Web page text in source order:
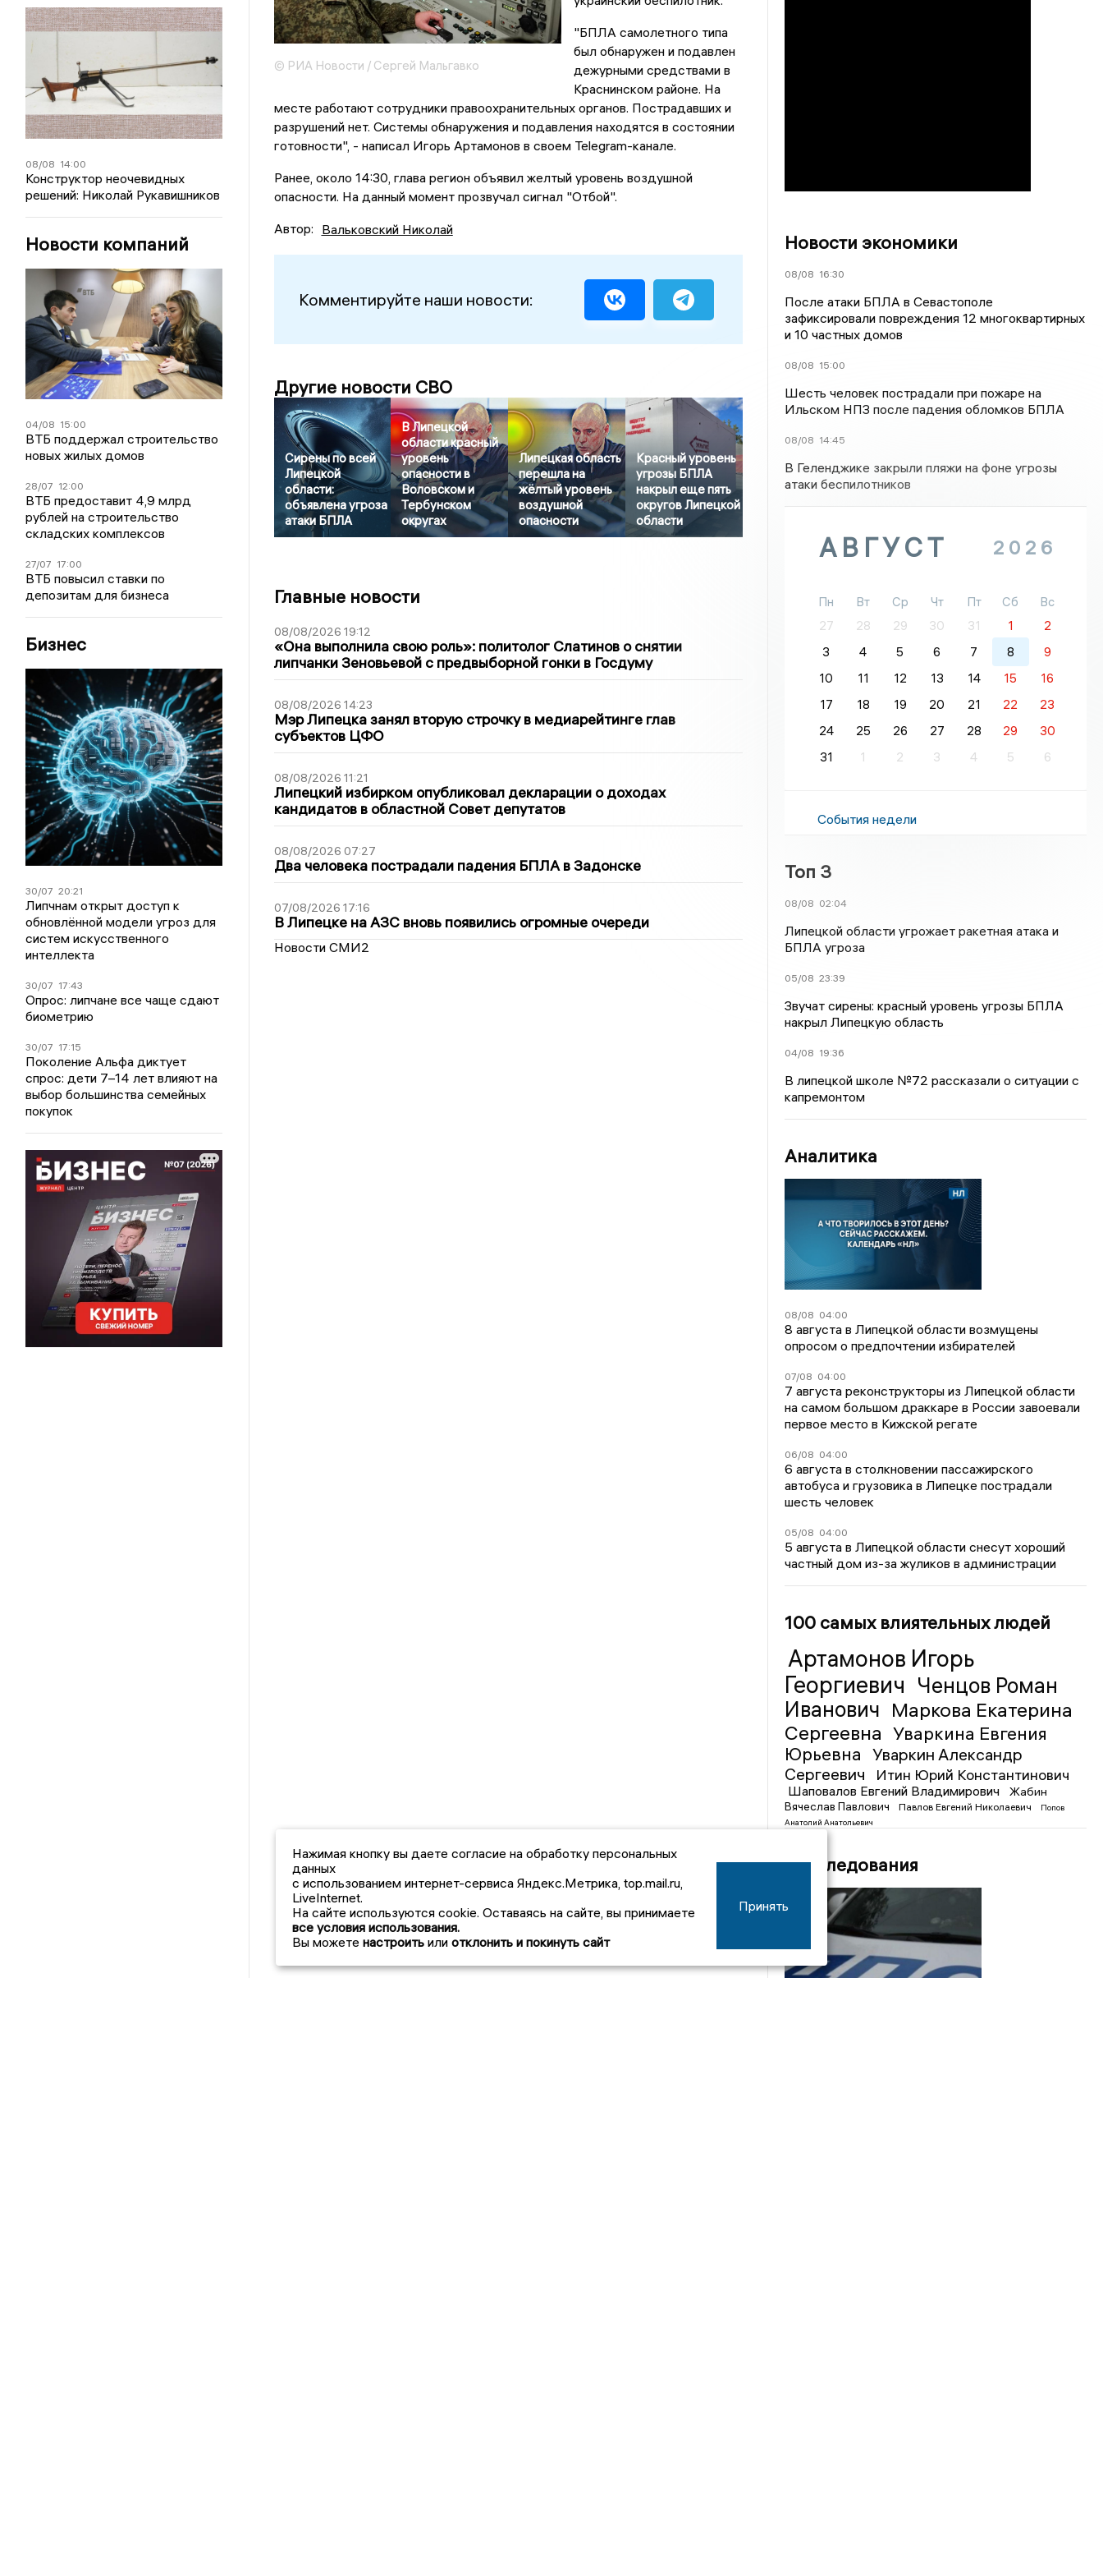
08/08 14:00
Конструктор неочевидных
решений: Николай Рукавишников
Новости компаний
04/08 15:00
ВТБ поддержал строительство
новых жилых домов
28/07 12:00
ВТБ предоставит 4,9 млрд
рублей на строительство
складских комплексов
27/07 17:00
ВТБ повысил ставки по
депозитам для бизнеса
Бизнес
30/07 20:21
Липчнам открыт доступ к
обновлённой модели угроз для
систем искусственного
интеллекта
30/07 17:43
Опрос: липчане все чаще сдают
биометрию
30/07 17:15
Поколение Альфа диктует
спрос: дети 7–14 лет влияют на
выбор большинства семейных
покупок
© РИА Новости / Сергей Мальгавко
"БПЛА самолетного типа
был обнаружен и подавлен
дежурными средствами в
Краснинском районе. На
месте работают сотрудники правоохранительных органов. Пострадавших и
разрушений нет. Системы обнаружения и подавления находятся в состоянии
готовности", - написал Игорь Артамонов в своем Telegram-канале.
Ранее, около 14:30, глава регион объявил желтый уровень воздушной
опасности. На данный момент прозвучал сигнал "Отбой".
Автор: Вальковский Николай
Комментируйте наши новости:
Другие новости СВО
Сирены по всей
Липецкой
области:
объявлена угроза
атаки БПЛА
В Липецкой
области красный
уровень
опасности в
Воловском и
Тербунском
округах
Липецкая область
перешла на
жёлтый уровень
воздушной
опасности
Красный уровень
угрозы БПЛА
накрыл еще пять
округов Липецкой
области
Главные новости
08/08/2026 19:12
«Она выполнила свою роль»: политолог Слатинов о снятии
липчанки Зеновьевой с предвыборной гонки в Госдуму
08/08/2026 14:23
Мэр Липецка занял вторую строчку в медиарейтинге глав
субъектов ЦФО
08/08/2026 11:21
Липецкий избирком опубликовал декларации о доходах
кандидатов в областной Совет депутатов
08/08/2026 07:27
Два человека пострадали падения БПЛА в Задонске
07/08/2026 17:16
В Липецке на АЗС вновь появились огромные очереди
Новости СМИ2
Новости экономики
08/08 16:30
После атаки БПЛА в Севастополе
зафиксировали повреждения 12 многоквартирных
и 10 частных домов
08/08 15:00
Шесть человек пострадали при пожаре на
Ильском НПЗ после падения обломков БПЛА
08/08 14:45
В Геленджике закрыли пляжи на фоне угрозы
атаки беспилотников
АВГУСТ 2026
Пн Вт Ср Чт Пт Сб
Вс
27
28 29 30 31 1
2
3
4 5 6 7 8
9
10
11 12 13 14 15
16
17
18 19 20 21 22
23
24
25 26 27 28 29
30
31
1 2 3 4 5 6
События недели
Топ 3
08/08 02:04
Липецкой области угрожает ракетная атака и
БПЛА угроза
05/08 23:39
Звучат сирены: красный уровень угрозы БПЛА
накрыл Липецкую область
04/08 19:36
В липецкой школе №72 рассказали о ситуации с
капремонтом
Аналитика
08/08 04:00
8 августа в Липецкой области возмущены
опросом о предпочтении избирателей
07/08 04:00
7 августа реконструкторы из Липецкой области
на самом большом драккаре в России завоевали
первое место в Кижской регате
06/08 04:00
6 августа в столкновении пассажирского
автобуса и грузовика в Липецке пострадали
шесть человек
05/08 04:00
5 августа в Липецкой области снесут хороший
частный дом из-за жуликов в администрации
100 самых влиятельных людей
Артамонов Игорь
Георгиевич Ченцов Роман
Иванович Маркова Екатерина
Сергеевна Уваркина Евгения
Юрьевна
Уваркин Александр
Сергеевич
Итин Юрий Константинович
Шаповалов Евгений Владимирович
Жабин
Вячеслав Павлович
Павлов Евгений Николаевич
Попов
Анатолий Анатольевич
Расследования
Нажимая кнопку вы даете согласие на обработку персональных
данных
с использованием интернет-сервиса Яндекс.Метрика, top.mail.ru,
LiveInternet.
На сайте используются cookie. Оставаясь на сайте, вы принимаете
все условия использования.
Вы можете настроить или отклонить и покинуть сайт
Принять